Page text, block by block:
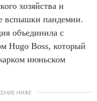
хозяйства и
вспышки пандемии.
объединила с
Hugo Boss, который
июньском
НИЖЕ